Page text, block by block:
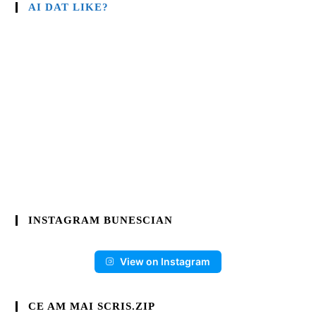
AI DAT LIKE?
INSTAGRAM BUNESCIAN
View on Instagram
CE AM MAI SCRIS.ZIP